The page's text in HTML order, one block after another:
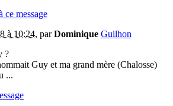
ce message
à 10:24, parDominique Guilhon
?
Guy et ma grand mère (Chalosse)
...